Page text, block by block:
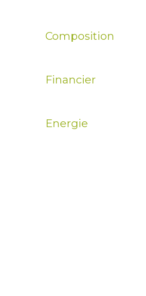
Composition
Financier
Energie